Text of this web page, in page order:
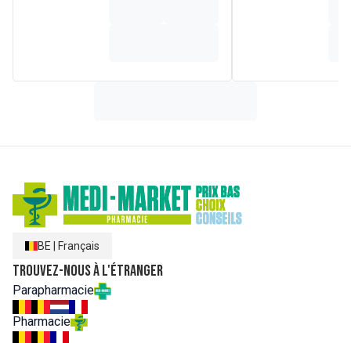
BE Français
Trouvez-nous à l'étranger
Parapharmacie
Pharmacie